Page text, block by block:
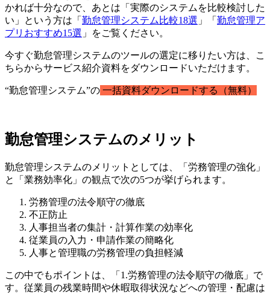
かれば十分なので、あとは「実際のシステムを比較検討した
い」という方は「 勤怠管理システム比較18選 」「 勤怠管理ア
プリおすすめ15選 」をご覧ください。
今すぐ勤怠管理システムのツールの選定に移りたい方は、こ
ちらからサービス紹介資料をダウンロードいただけます。
“勤怠管理システム”の 一括資料ダウンロードする（無料）
勤怠管理システムのメリット
勤怠管理システムのメリットとしては、「労務管理の強化」
と「業務効率化」の観点で次の5つが挙げられます。
労務管理の法令順守の徹底
不正防止
人事担当者の集計・計算作業の効率化
従業員の入力・申請作業の簡略化
人事と管理職の労務管理の負担軽減
この中でもポイントは、「1.労務管理の法令順守の徹底」で
す。従業員の残業時間や休暇取得状況などへの管理・配慮は